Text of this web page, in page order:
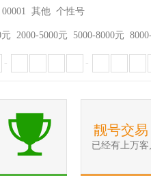
00001 其他 个性号
元 2000-5000元 5000-8000元
- -
靓号交易
已经有上万